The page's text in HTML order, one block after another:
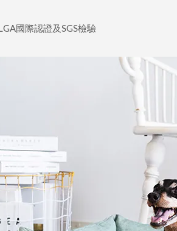
LGA國際認證及 SGS檢驗